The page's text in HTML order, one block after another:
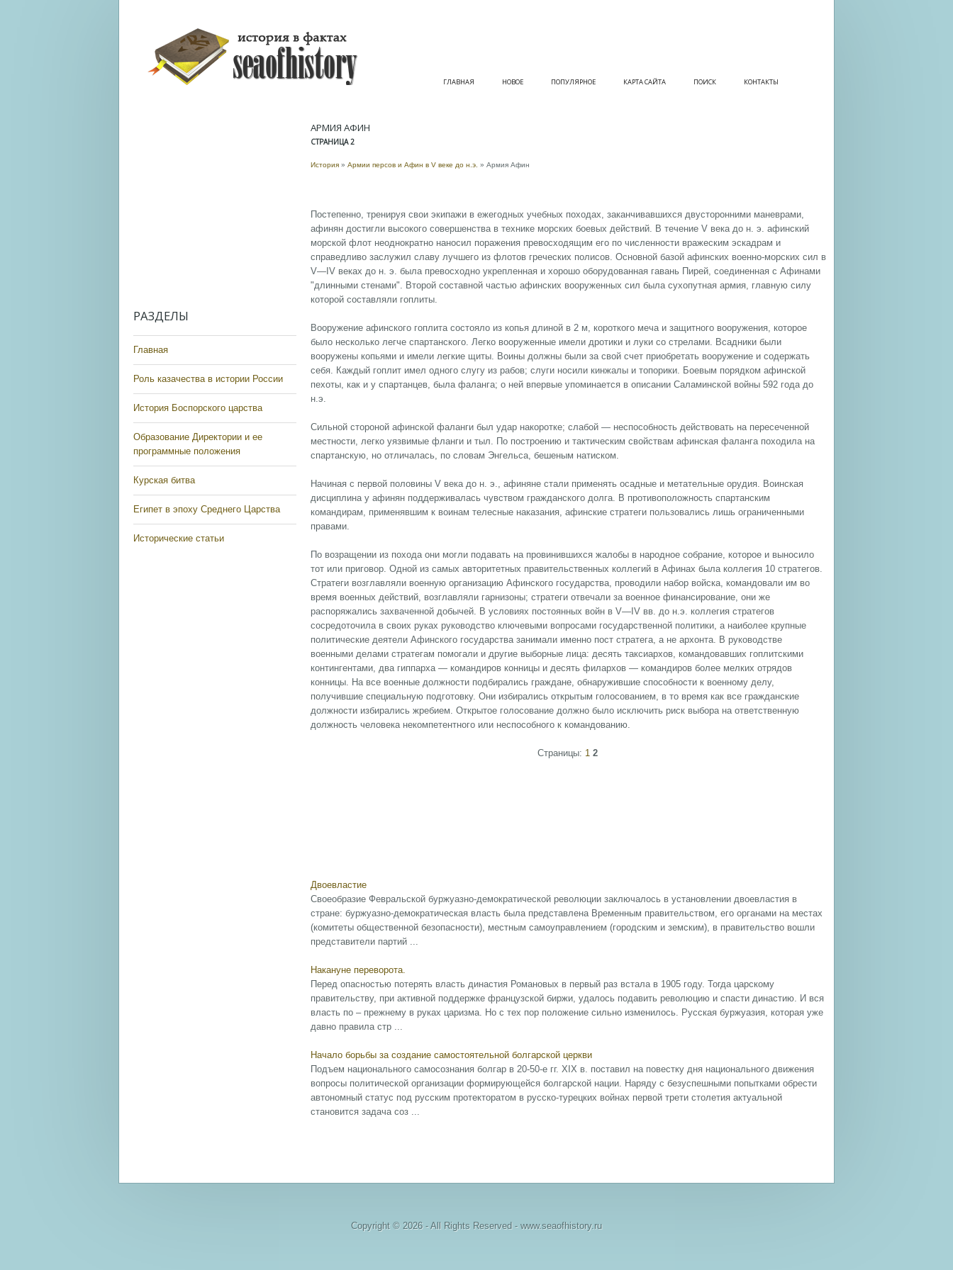
ГЛАВНАЯ НОВОЕ ПОПУЛЯРНОЕ КАРТА САЙТА ПОИСК КОНТАКТЫ
РАЗДЕЛЫ
Главная
Роль казачества в истории России
История Боспорского царства
Образование Директории и ее
программные положения
Курская битва
Египет в эпоху Среднего Царства
Исторические статьи
АРМИЯ АФИН
СТРАНИЦА 2
История » Армии персов и Афин в V веке до н.э. » Армия Афин
Постепенно, тренируя свои экипажи в ежегодных учебных походах, заканчивавшихся двусторонними маневрами,
афинян достигли высокого совершенства в технике морских боевых действий. В течение V века до н. э. афинский
морской флот неоднократно наносил поражения превосходящим его по численности вражеским эскадрам и
справедливо заслужил славу лучшего из флотов греческих полисов. Основной базой афинских военно-морских сил в
V—IV веках до н. э. была превосходно укрепленная и хорошо оборудованная гавань Пирей, соединенная с Афинами
"длинными стенами". Второй составной частью афинских вооруженных сил была сухопутная армия, главную силу
которой составляли гоплиты.
Вооружение афинского гоплита состояло из копья длиной в 2 м, короткого меча и защитного вооружения, которое
было несколько легче спартанского. Легко вооруженные имели дротики и луки со стрелами. Всадники были
вооружены копьями и имели легкие щиты. Воины должны были за свой счет приобретать вооружение и содержать
себя. Каждый гоплит имел одного слугу из рабов; слуги носили кинжалы и топорики. Боевым порядком афинской
пехоты, как и у спартанцев, была фаланга; о ней впервые упоминается в описании Саламинской войны 592 года до
н.э.
Сильной стороной афинской фаланги был удар накоротке; слабой — неспособность действовать на пересеченной
местности, легко уязвимые фланги и тыл. По построению и тактическим свойствам афинская фаланга походила на
спартанскую, но отличалась, по словам Энгельса, бешеным натиском.
Начиная с первой половины V века до н. э., афиняне стали применять осадные и метательные орудия. Воинская
дисциплина у афинян поддерживалась чувством гражданского долга. В противоположность спартанским
командирам, применявшим к воинам телесные наказания, афинские стратеги пользовались лишь ограниченными
правами.
По возращении из похода они могли подавать на провинившихся жалобы в народное собрание, которое и выносило
тот или приговор. Одной из самых авторитетных правительственных коллегий в Афинах была коллегия 10 стратегов.
Стратеги возглавляли военную организацию Афинского государства, проводили набор войска, командовали им во
время военных действий, возглавляли гарнизоны; стратеги отвечали за военное финансирование, они же
распоряжались захваченной добычей. В условиях постоянных войн в V—IV вв. до н.э. коллегия стратегов
сосредоточила в своих руках руководство ключевыми вопросами государственной политики, а наиболее крупные
политические деятели Афинского государства занимали именно пост стратега, а не архонта. В руководстве
военными делами стратегам помогали и другие выборные лица: десять таксиархов, командовавших гоплитскими
контингентами, два гиппарха — командиров конницы и десять филархов — командиров более мелких отрядов
конницы. На все военные должности подбирались граждане, обнаружившие способности к военному делу,
получившие специальную подготовку. Они избирались открытым голосованием, в то время как все гражданские
должности избирались жребием. Открытое голосование должно было исключить риск выбора на ответственную
должность человека некомпетентного или неспособного к командованию.
Страницы: 1 2
Двоевластие
Своеобразие Февральской буржуазно-демократической революции заключалось в установлении двоевластия в
стране: буржуазно-демократическая власть была представлена Временным правительством, его органами на местах
(комитеты общественной безопасности), местным самоуправлением (городским и земским), в правительство вошли
представители партий ...
Накануне переворота.
Перед опасностью потерять власть династия Романовых в первый раз встала в 1905 году. Тогда царскому
правительству, при активной поддержке французской биржи, удалось подавить революцию и спасти династию. И вся
власть по – прежнему в руках царизма. Но с тех пор положение сильно изменилось. Русская буржуазия, которая уже
давно правила стр ...
Начало борьбы за создание самостоятельной болгарской церкви
Подъем национального самосознания болгар в 20-50-е гг. XIX в. поставил на повестку дня национального движения
вопросы политической организации формирующейся болгарской нации. Наряду с безуспешными попытками обрести
автономный статус под русским протекторатом в русско-турецких войнах первой трети столетия актуальной
становится задача соз ...
Copyright © 2026 - All Rights Reserved - www.seaofhistory.ru